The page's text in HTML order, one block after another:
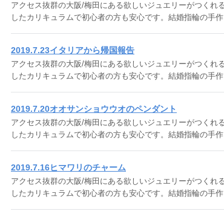
アクセス抜群の大阪/梅田にある欲しいジュエリーがつくれ
したカリキュラムで初心者の方も安心です。結婚指輪の手
2019.7.23イタリアから帰国報告
アクセス抜群の大阪/梅田にある欲しいジュエリーがつくれ
したカリキュラムで初心者の方も安心です。結婚指輪の手
2019.7.20オオサンショウウオのペンダント
アクセス抜群の大阪/梅田にある欲しいジュエリーがつくれ
したカリキュラムで初心者の方も安心です。結婚指輪の手
2019.7.16ヒマワリのチャーム
アクセス抜群の大阪/梅田にある欲しいジュエリーがつくれ
したカリキュラムで初心者の方も安心です。結婚指輪の手